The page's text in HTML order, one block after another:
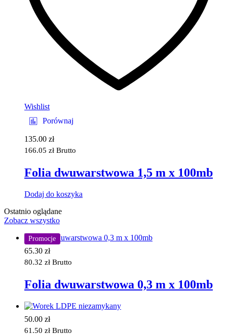
Wishlist
Porównaj
135.00 zł
166.05 zł Brutto
Folia dwuwarstwowa 1,5 m x 100mb
Dodaj do koszyka
Ostatnio oglądane
Zobacz wszystko
Promocje
65.30 zł
80.32 zł Brutto
Folia dwuwarstwowa 0,3 m x 100mb
50.00 zł
61.50 zł Brutto